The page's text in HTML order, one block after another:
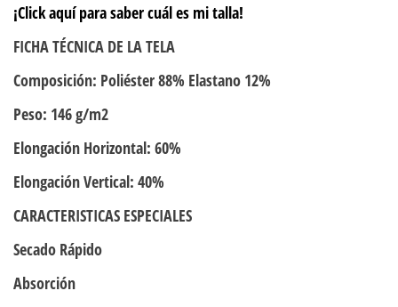
¡Click aquí para saber cuál es mi talla!
FICHA TÉCNICA DE LA TELA
Composición: Poliéster 88% Elastano 12%
Peso: 146 g/m2
Elongación Horizontal: 60%
Elongación Vertical: 40%
CARACTERISTICAS ESPECIALES
Secado Rápido
Absorción